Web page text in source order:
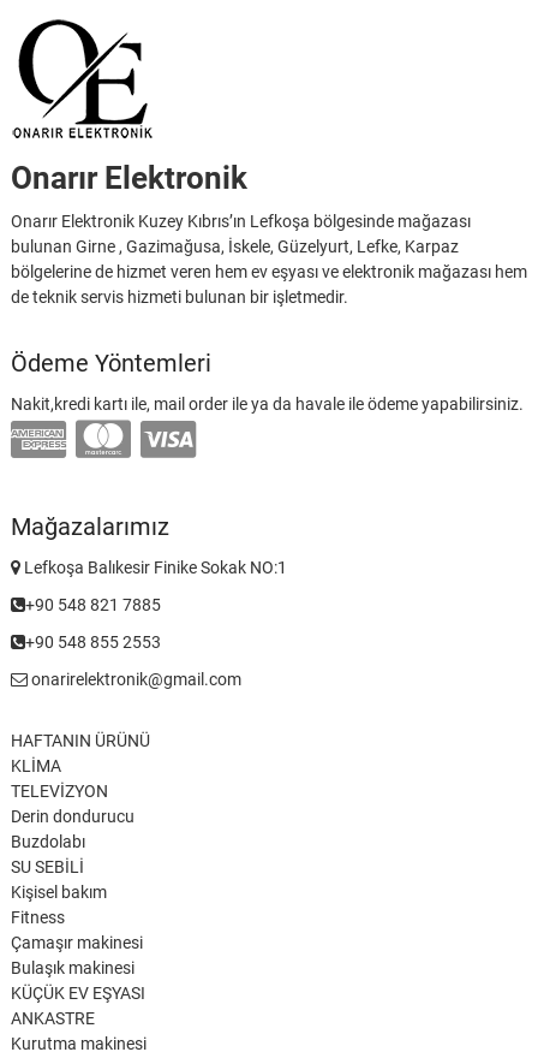
Onarır Elektronik
Onarır Elektronik Kuzey Kıbrıs’ın Lefkoşa bölgesinde mağazası
bulunan Girne , Gazimağusa, İskele, Güzelyurt, Lefke, Karpaz
bölgelerine de hizmet veren hem ev eşyası ve elektronik mağazası hem
de teknik servis hizmeti bulunan bir işletmedir.
Ödeme Yöntemleri
Nakit,kredi kartı ile, mail order ile ya da havale ile ödeme yapabilirsiniz.
Mağazalarımız
Lefkoşa Balıkesir Finike Sokak NO:1
+90 548 821 7885
+90 548 855 2553
onarirelektronik@gmail.com
HAFTANIN ÜRÜNÜ
KLİMA
TELEVİZYON
Derin dondurucu
Buzdolabı
SU SEBİLİ
Kişisel bakım
Fitness
Çamaşır makinesi
Bulaşık makinesi
KÜÇÜK EV EŞYASI
ANKASTRE
Kurutma makinesi